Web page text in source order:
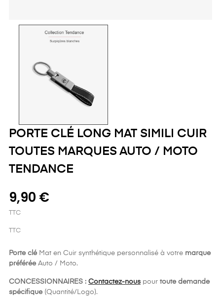
PORTE CLÉ LONG MAT SIMILI CUIR
TOUTES MARQUES AUTO / MOTO
TENDANCE
9,90 €
TTC
TTC
Porte clé Mat en Cuir synthétique personnalisé à votre marque
préféréeAuto / Moto.
CONCESSIONNAIRES : Contactez-nous pour toute demande
spécifique(Quantité/Logo).